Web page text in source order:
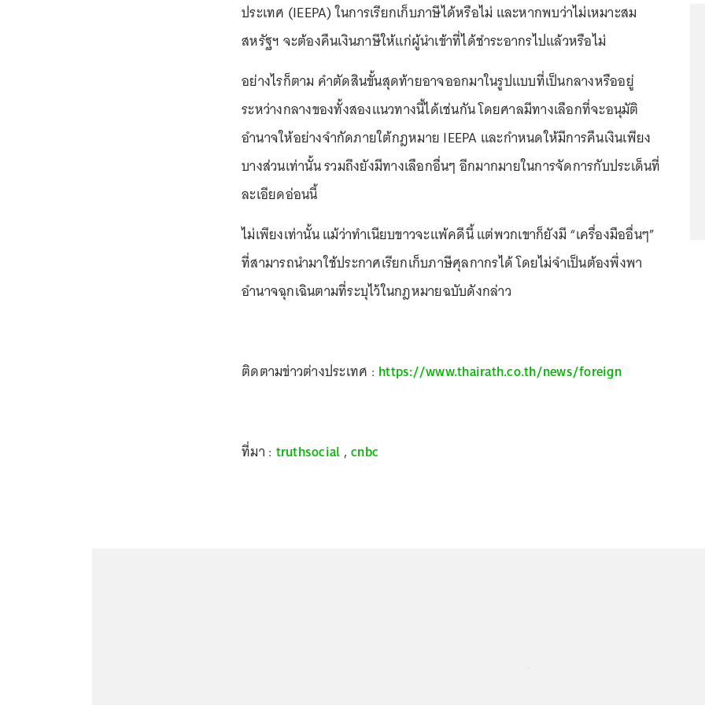
ประเทศ (IEEPA) ในการเรียกเก็บภาษีได้หรือไม่ และหากพบว่าไม่เหมาะสม
สหรัฐฯ จะต้องคืนเงินภาษีให้แก่ผู้นำเข้าที่ได้ชำระอากรไปแล้วหรือไม่
อย่างไรก็ตาม คำตัดสินขั้นสุดท้ายอาจออกมาในรูปแบบที่เป็นกลางหรืออยู่
ระหว่างกลางของทั้งสองแนวทางนี้ได้เช่นกัน โดยศาลมีทางเลือกที่จะอนุมัติ
อำนาจให้อย่างจำกัดภายใต้กฎหมาย IEEPA และกำหนดให้มีการคืนเงินเพียง
บางส่วนเท่านั้น รวมถึงยังมีทางเลือกอื่นๆ อีกมากมายในการจัดการกับประเด็นที่
ละเอียดอ่อนนี้
ไม่เพียงเท่านั้น แม้ว่าทำเนียบขาวจะแพ้คดีนี้ แต่พวกเขาก็ยังมี “เครื่องมืออื่นๆ”
ที่สามารถนำมาใช้ประกาศเรียกเก็บภาษีศุลกากรได้ โดยไม่จำเป็นต้องพึ่งพา
อำนาจฉุกเฉินตามที่ระบุไว้ในกฎหมายฉบับดังกล่าว
ติดตามข่าวต่างประเทศ : https://www.thairath.co.th/news/foreign
ที่มา : truthsocial, cnbc